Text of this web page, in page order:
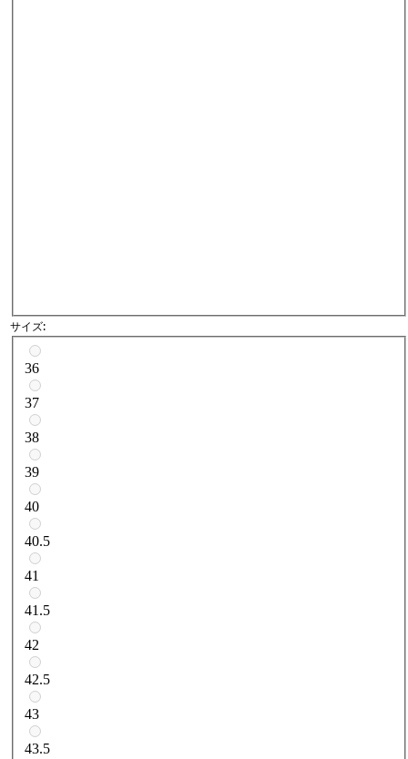
サイズ:
サイズを選択
36
37
38
39
40
40.5
41
41.5
42
42.5
43
43.5